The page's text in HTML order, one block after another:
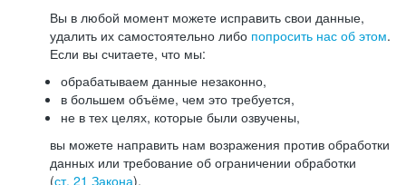
Вы в любой момент можете исправить свои данные,
удалить их самостоятельно либо попросить нас об этом.
Если вы считаете, что мы:
обрабатываем данные незаконно,
в большем объёме, чем это требуется,
не в тех целях, которые были озвучены,
вы можете направить нам возражения против обработки
данных или требование об ограничении обработки
(ст. 21 Закона).